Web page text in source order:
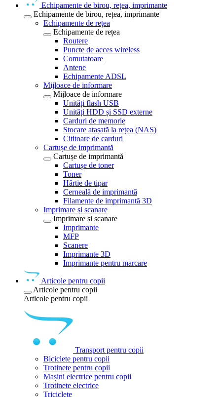
Echipamente de birou, rețea, imprimante
Echipamente de birou, rețea, imprimante
Echipamente de rețea
Echipamente de rețea
Routere
Puncte de acces wireless
Comutatoare
Antene
Echipamente ADSL
Mijloace de informare
Mijloace de informare
Unități flash USB
Unități HDD și SSD externe
Carduri de memorie
Stocare atașată la rețea (NAS)
Cititoare de carduri
Cartușe de imprimantă
Cartușe de imprimantă
Cartușe de toner
Toner
Hârtie de tipar
Cerneală de imprimantă
Filamente de imprimantă 3D
Imprimare și scanare
Imprimare și scanare
Imprimante
MFP
Scanere
Imprimante 3D
Imprimante pentru marcare
Articole pentru copii
Articole pentru copii
Articole pentru copii
Transport pentru copii
Biciclete pentru copii
Trotinete pentru copii
Mașini electrice pentru copii
Trotinete electrice
Triciclete